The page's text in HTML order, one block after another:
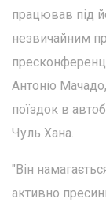
працював під
незвичайним
Антоніо
поїздок в
Чуль Хана.
"Він
активно